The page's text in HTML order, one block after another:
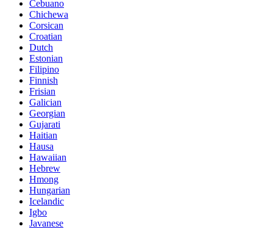
Cebuano
Chichewa
Corsican
Croatian
Dutch
Estonian
Filipino
Finnish
Frisian
Galician
Georgian
Gujarati
Haitian
Hausa
Hawaiian
Hebrew
Hmong
Hungarian
Icelandic
Igbo
Javanese